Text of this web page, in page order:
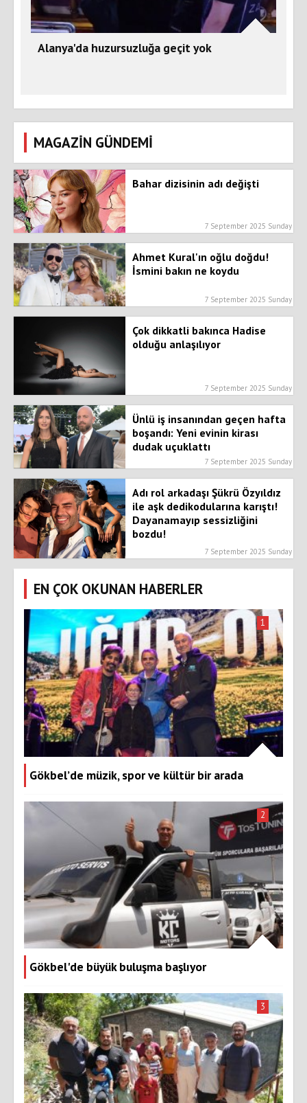
Alanya'da huzursuzluğa geçit yok
MAGAZİN GÜNDEMİ
Bahar dizisinin adı değişti
7 September 2025 Sunday
Ahmet Kural'ın oğlu doğdu!
İsmini bakın ne koydu
7 September 2025 Sunday
Çok dikkatli bakınca Hadise
olduğu anlaşılıyor
7 September 2025 Sunday
Ünlü iş insanından geçen hafta
boşandı: Yeni evinin kirası
dudak uçuklattı
7 September 2025 Sunday
Adı rol arkadaşı Şükrü Özyıldız
ile aşk dedikodularına karıştı!
Dayanamayıp sessizliğini
bozdu!
7 September 2025 Sunday
EN ÇOK OKUNAN HABERLER
Gökbel’de müzik, spor ve kültür bir arada
1
Gökbel'de büyük buluşma başlıyor
2
3